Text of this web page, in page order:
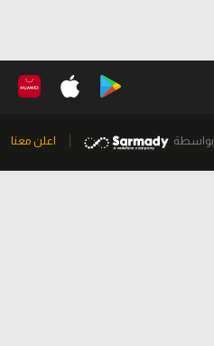
بواسطة اعلن معنا